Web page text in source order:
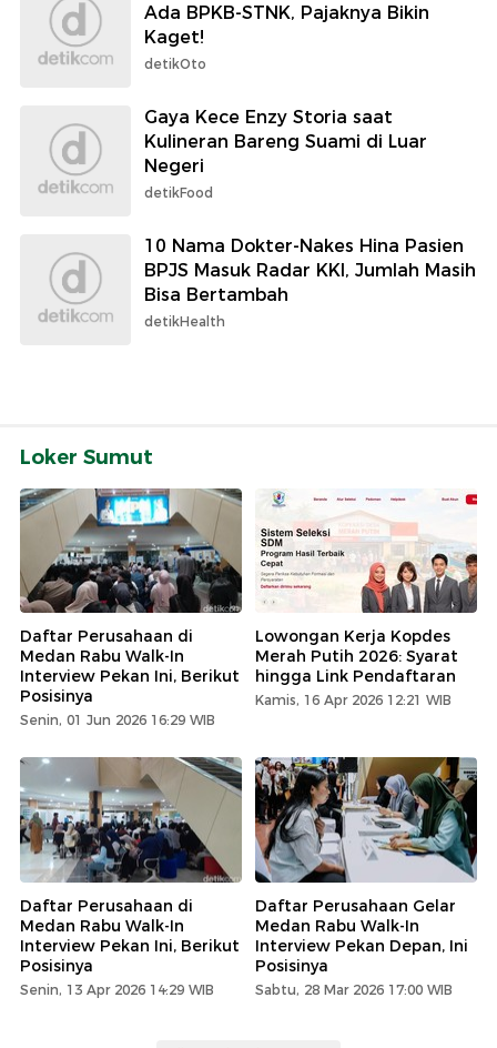
Ada BPKB-STNK, Pajaknya Bikin
Kaget!
detikOto
Gaya Kece Enzy Storia saat
Kulineran Bareng Suami di Luar
Negeri
detikFood
10 Nama Dokter-Nakes Hina Pasien
BPJS Masuk Radar KKI, Jumlah Masih
Bisa Bertambah
detikHealth
Loker Sumut
Daftar Perusahaan di
Medan Rabu Walk-In
Interview Pekan Ini, Berikut
Posisinya
Senin, 01 Jun 2026 16:29 WIB
Lowongan Kerja Kopdes
Merah Putih 2026: Syarat
hingga Link Pendaftaran
Kamis, 16 Apr 2026 12:21 WIB
Daftar Perusahaan di
Medan Rabu Walk-In
Interview Pekan Ini, Berikut
Posisinya
Senin, 13 Apr 2026 14:29 WIB
Daftar Perusahaan Gelar
Medan Rabu Walk-In
Interview Pekan Depan, Ini
Posisinya
Sabtu, 28 Mar 2026 17:00 WIB